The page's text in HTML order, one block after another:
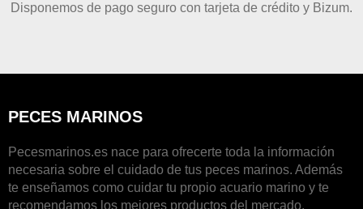
Disponemos de pago seguro con tarjeta de crédito y Bizum.
PECES MARINOS
Pecesmarinos.es nace para ofrecerte toda la información
necesaria sobre el cuidado de tus peces marinos. Además
te enseñamos como cuidar tu propio acuario marino y te
recomendamos los mejores productos del mercado.